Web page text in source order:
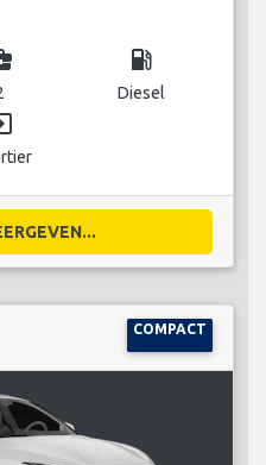
local_gas_station
Diesel
COMPACT